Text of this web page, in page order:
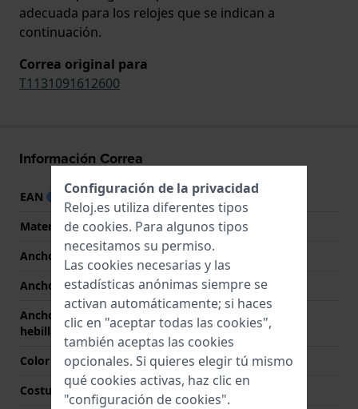
adecuada para los relojes que se indican a
continuación.
Correa original para
T1131091612600
Información Correa
EAN
7613179322489
Material correa
Cuero
Ancho de correa
8 mm
Ancho de las asas
2 mm
Ancho de correa en la
hebilla
8 mm
Color de correa
Negro
Costura de color
Negro
Configuración de la privacidad
Reloj.es utiliza diferentes tipos
de cookies. Para algunos tipos
necesitamos su permiso.
Las cookies necesarias y las
estadísticas anónimas siempre se
activan automáticamente; si haces
clic en "aceptar todas las cookies",
también aceptas las cookies
opcionales. Si quieres elegir tú mismo
qué cookies activas, haz clic en
"configuración de cookies".